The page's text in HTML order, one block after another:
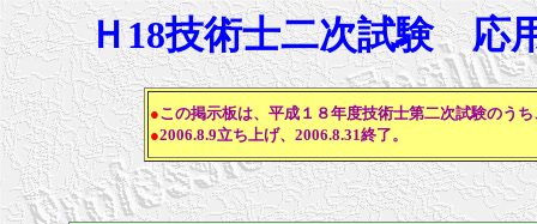
Ｈ18技術士二次試験 応
●この掲示板は、平成１８年度技術士第二次試験のう
●2006.8.9立ち上げ、2006.8.31終了。